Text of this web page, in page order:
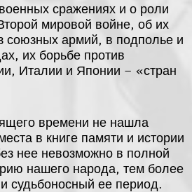
сражениях и о роли
мировой войне, об их
союзных армий, в подполье и
их борьбе против
Италии и Японии – «стран
времени не нашла
в книге памяти и истории
нее невозможно в полной
нашего народа, тем более
судьбоносный ее период.